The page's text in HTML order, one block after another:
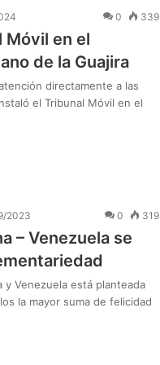
0 339
Móvil en el
de la Guajira
directamente a las
el Tribunal Móvil en el
2023 0 319
– Venezuela se
y Venezuela está planteada
la mayor suma de felicidad